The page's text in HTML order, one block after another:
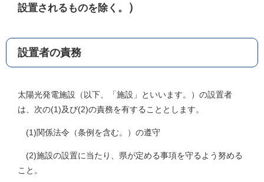
設置されるものを除く。
）
設置者の責務
太陽光発電施設（以下、「施設」といいます。）の設置者
は、次の(1)及び(2)の責務を有することとします。
(1)関係法令（条例を含む。）の遵守
(2)施設の設置に当たり、県が定める事項を守るよう努める
こと。